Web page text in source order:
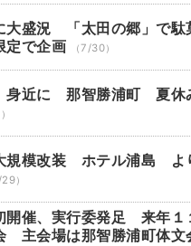
大盛況 「太田の郷」で駄
で企画
（7/30）
近に 那智勝浦町 夏休
規模改装 ホテル浦島 よ
29）
開催、実行委発足 来年
主会場は那智勝浦町体文